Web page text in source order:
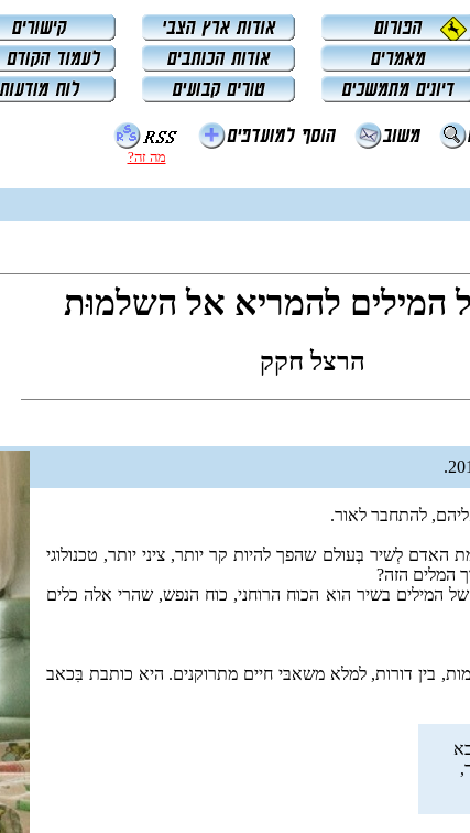
מה זה?
המילים להמריא אל השלמוּת
הרצל חקק
להתחבר לאור.
לְשיר בְּעולם שהפך להיות קר יותר, ציני יותר, טכנולוגי
המלים הזה?
המילים בשיר הוא הכוח הרוחני, כוח הנפש, שהרי אלה כלים
בין דורות, למלא משאבּי חיים מתרוקנים. היא כותבת בִּכאב